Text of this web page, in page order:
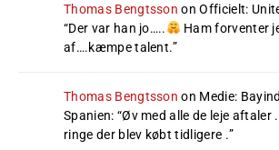
Thomas Bengtsson onOfficielt:
“Der var han jo…..
Ham forventer
af….kæmpe talent.”
Thomas Bengtsson on Medie:
Spanien: “Øv med alle de leje aftaler
ringe der blev købt tidligere .”